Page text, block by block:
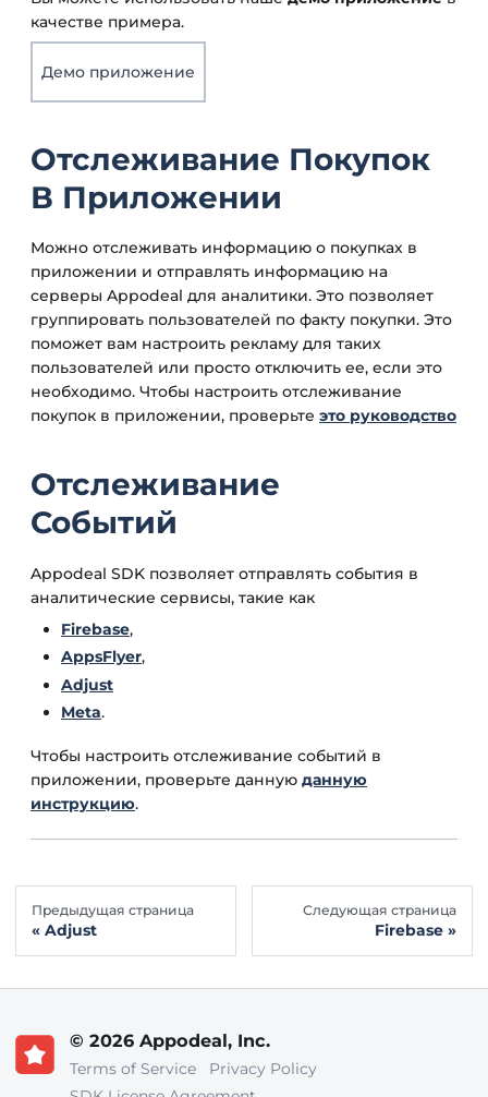
качестве примера.
Демо приложение
Отслеживание Покупок
В Приложении
Можно отслеживать информацию о покупках в
приложении и отправлять информацию на
серверы Appodeal для аналитики. Это позволяет
группировать пользователей по факту покупки. Это
поможет вам настроить рекламу для таких
пользователей или просто отключить ее, если это
необходимо. Чтобы настроить отслеживание
покупок в приложении, проверьте это руководство
Отслеживание
Событий
Appodeal SDK позволяет отправлять события в
аналитические сервисы, такие как
Firebase,
AppsFlyer,
Adjust
Meta.
Чтобы настроить отслеживание событий в
приложении, проверьте данную данную
инструкцию.
Предыдущая страница
Adjust
Следующая страница
Firebase
© 2026 Appodeal, Inc.
Terms of Service
Privacy Policy